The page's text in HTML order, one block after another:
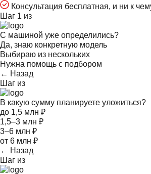
Консультация бесплатная, и ни к
Шаг 1 из
С машиной уже определились?
Да, знаю конкретную модель
Выбираю из нескольких
Нужна помощь с подбором
← Назад
Шаг из
В какую сумму планируете уложиться?
до 1,5 млн ₽
1,5–3 млн ₽
3–6 млн ₽
от 6 млн ₽
← Назад
Шаг из